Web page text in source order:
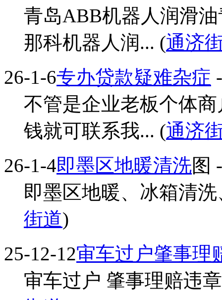
青岛ABB机器人润滑
那科机器人润... (通济
26-1-6专办贷款疑难杂症
不管是企业老板个体
钱就可联系我... (通济
26-1-4即墨区地暖清洗图
即墨区地暖、冰箱清
街道)
25-12-12审车过户肇事理
审车过户 肇事理赔违